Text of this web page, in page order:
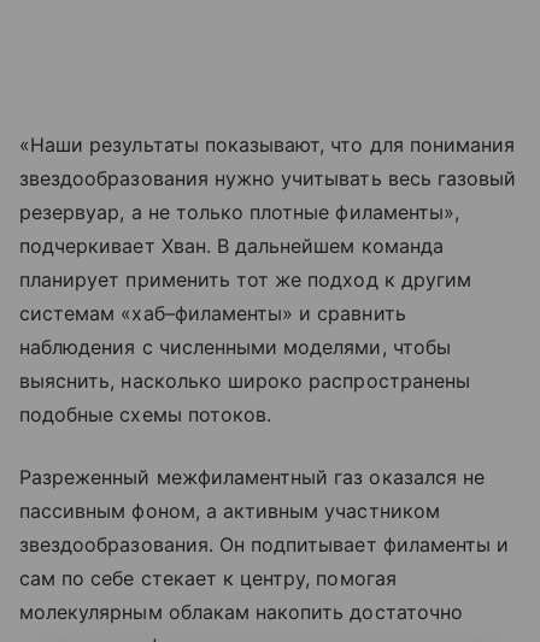
«Наши результаты показывают, что для понимания
звездообразования нужно учитывать весь газовый
резервуар, а не только плотные филаменты»,
подчеркивает Хван. В дальнейшем команда
планирует применить тот же подход к другим
системам «хаб–филаменты» и сравнить
наблюдения с численными моделями, чтобы
выяснить, насколько широко распространены
подобные схемы потоков.
Разреженный межфиламентный газ оказался не
пассивным фоном, а активным участником
звездообразования. Он подпитывает филаменты и
сам по себе стекает к центру, помогая
молекулярным облакам накопить достаточно